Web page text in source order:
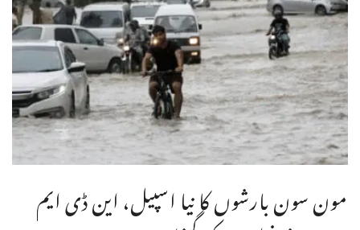
مون سون بارشوں کا نیا اسپیل، این ڈی ایم